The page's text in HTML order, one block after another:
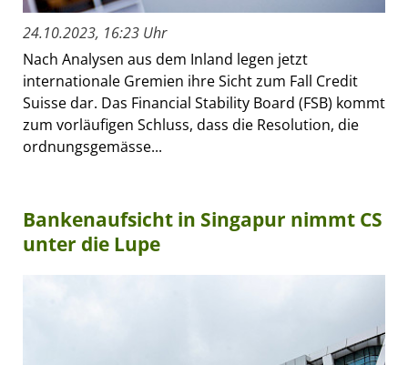
24.10.2023, 16:23 Uhr
Nach Analysen aus dem Inland legen jetzt
internationale Gremien ihre Sicht zum Fall Credit
Suisse dar. Das Financial Stability Board (FSB) kommt
zum vorläufigen Schluss, dass die Resolution, die
ordnungsgemässe...
Bankenaufsicht in Singapur nimmt CS
unter die Lupe